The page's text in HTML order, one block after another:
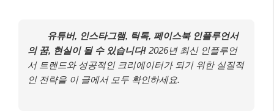
유튜버, 인스타그램, 틱톡, 페이스북 인플루언서
의 꿈, 현실이 될 수 있습니다! 2026년 최신 인플루언
서 트렌드와 성공적인 크리에이터가 되기 위한 실질적
인 전략을 이 글에서 모두 확인하세요.